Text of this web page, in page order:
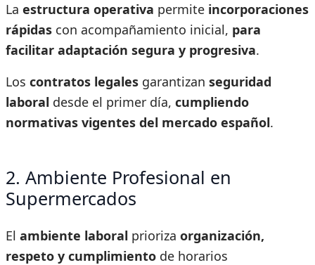
La estructura operativa permite incorporaciones
rápidas con acompañamiento inicial, para
facilitar adaptación segura y progresiva.
Los contratos legales garantizan seguridad
laboral desde el primer día, cumpliendo
normativas vigentes del mercado español.
2. Ambiente Profesional en
Supermercados
El ambiente laboral prioriza organización,
respeto y cumplimiento de horarios